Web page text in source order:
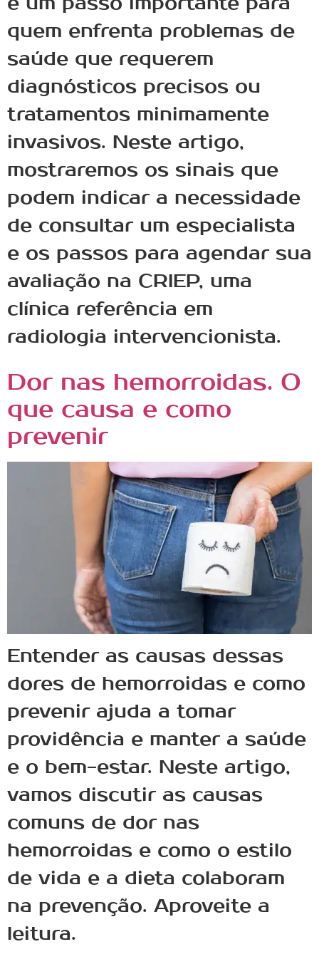
quem enfrenta problemas de
saúde que requerem
diagnósticos precisos ou
tratamentos minimamente
invasivos. Neste artigo,
mostraremos os sinais que
podem indicar a necessidade
de consultar um especialista
e os passos para agendar sua
avaliação na CRIEP, uma
clínica referência em
radiologia intervencionista.
Dor nas hemorroidas. O
que causa e como
prevenir
Entender as causas dessas
dores de hemorroidas e como
prevenir ajuda a tomar
providência e manter a saúde
e o bem-estar. Neste artigo,
vamos discutir as causas
comuns de dor nas
hemorroidas e como o estilo
de vida e a dieta colaboram
na prevenção. Aproveite a
leitura.